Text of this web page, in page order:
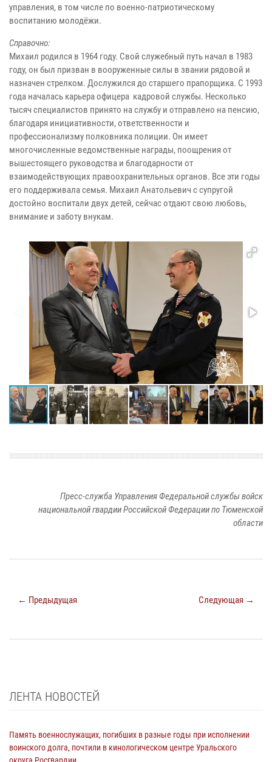
управления, в том числе по военно-патриотическому
воспитанию молодёжи.
Справочно:
Михаил родился в 1964 году. Свой служебный путь начал в 1983
году, он был призван в вооруженные силы в звании рядовой и
назначен стрелком. Дослужился до старшего прапорщика. С 1993
года началась карьера офицера кадровой службы. Несколько
тысяч специалистов принято на службу и отправлено на пенсию,
благодаря инициативности, ответственности и
профессионализму полковника полиции. Он имеет
многочисленные ведомственные награды, поощрения от
вышестоящего руководства и благодарности от
взаимодействующих правоохранительных органов. Все эти годы
его поддерживала семья. Михаил Анатольевич с супругой
достойно воспитали двух детей, сейчас отдают свою любовь,
внимание и заботу внукам.
Пресс-служба Управления Федеральной службы войск
национальной гвардии Российской Федерации по Тюменской
области
← Предыдущая Следующая →
ЛЕНТА НОВОСТЕЙ
Память военнослужащих, погибших в разные годы при исполнении
воинского долга, почтили в кинологическом центре Уральского
округа Росгвардии